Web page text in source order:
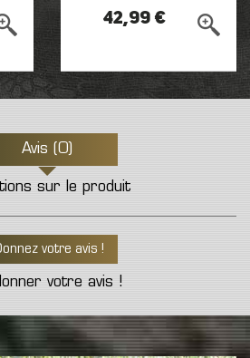
42,99 €
Avis (0)
sur le produit
votre avis !
votre avis !